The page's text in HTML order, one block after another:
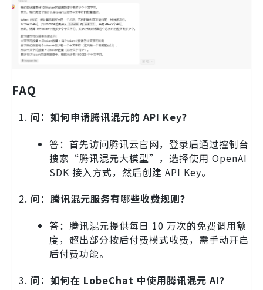
FAQ
问：如何申请腾讯混元的 API Key？
答：首先访问腾讯云官网，登录后通过控制台
搜索“腾讯混元大模型”，选择使用 OpenAI
SDK 接入方式，然后创建 API Key。
问：腾讯混元服务有哪些收费规则？
答：腾讯混元提供每日 10 万次的免费调用额
度，超出部分按后付费模式收费，需手动开启
后付费功能。
问：如何在 LobeChat 中使用腾讯混元 AI？